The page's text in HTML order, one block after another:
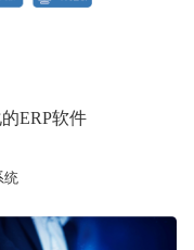
ERP软件
统